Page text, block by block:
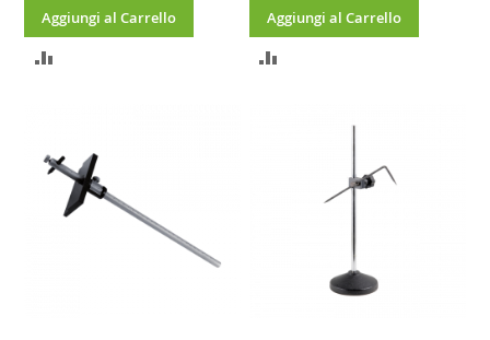
Aggiungi al Carrello
AGGIUNGI
Aggiungi al Carrello
CONFRONTO